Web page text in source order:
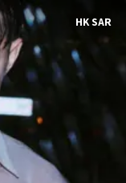
HK SAR